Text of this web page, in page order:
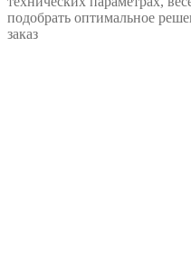
подобрать оптимальное
заказ